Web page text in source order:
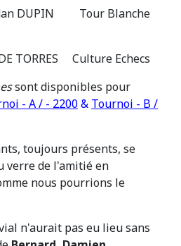
DUPIN Tour Blanche
TORRES Culture Echecs
sont disponibles pour
- A / - 2200& Tournoi - B /
toujours présents, se
verre de l'amitié en
nous pourrions le
n'aurait pas eu lieu sans